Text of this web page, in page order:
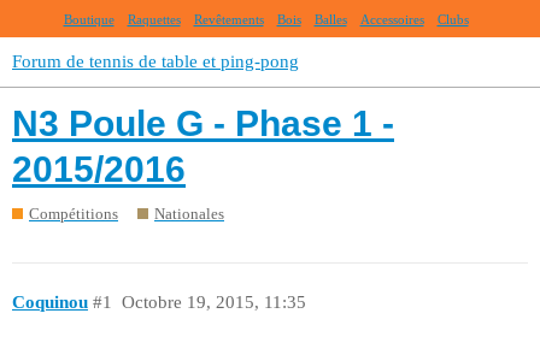
Boutique Raquettes Revêtements Bois Balles Accessoires Clubs
Forum de tennis de table et ping-pong
N3 Poule G - Phase 1 -
2015/2016
Compétitions Nationales
Coquinou Octobre 19, 2015, 11:35
#1